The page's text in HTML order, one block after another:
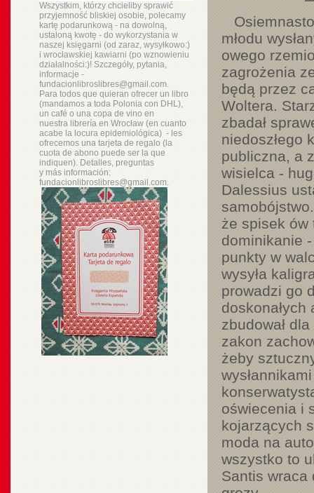
Wszystkim, którzy chcieliby sprawić
przyjemność bliskiej osobie, polecamy
kartę podarunkową - na dowolną,
ustaloną kwotę - do wykorzystania w
naszej księgarni (od zaraz, wysyłkowo:)
i wrocławskiej kawiarni (po wznowieniu
działalności:)! Szczegóły, pytania,
informacje -
fundacionlibroslibres@gmail.com.
Para todos que quieran ofrecer un libro
(mandamos a toda Polonia con DHL),
un café o una copa de vino en
nuestra libreríaen Wrocław (en cuanto
acabe la locura epidemiológica) - les
ofrecemos una tarjeta de regalo (la
cuota de abono puede ser la que
indiquen). Detalles, preguntas
y másinformación:
fundacionlibroslibres@gmail.com.
młodu
owego
zagrożenia
będą przez
Woltera.
zbadał
niedoszłego
publiczna, a
wisielca -
Dalessius
że spisek ów
dominikanie
punkty w
wysyła
prowadzi go
zbudował
zakon
żeby
oświecenia i
kojarzących
moda na
wszystko to
Santis wraca